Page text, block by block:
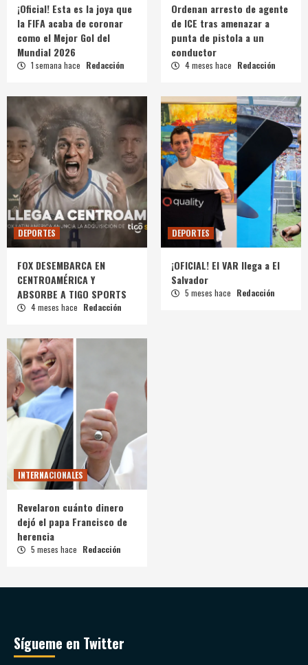
¡Oficial! Esta es la joya que
la FIFA acaba de coronar
como el Mejor Gol del
Mundial 2026
1 semana hace Redacción
Ordenan arresto de agente
de ICE tras amenazar a
punta de pistola a un
conductor
4 meses hace Redacción
DEPORTES
FOX DESEMBARCA EN
CENTROAMÉRICA Y
ABSORBE A TIGO SPORTS
4 meses hace Redacción
DEPORTES
¡OFICIAL! El VAR llega a El
Salvador
5 meses hace Redacción
INTERNACIONALES
Revelaron cuánto dinero
dejó el papa Francisco de
herencia
5 meses hace Redacción
Sígueme en Twitter